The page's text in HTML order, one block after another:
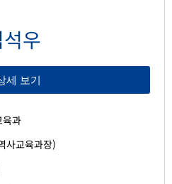
우
세 보기
육과
사교육과장)